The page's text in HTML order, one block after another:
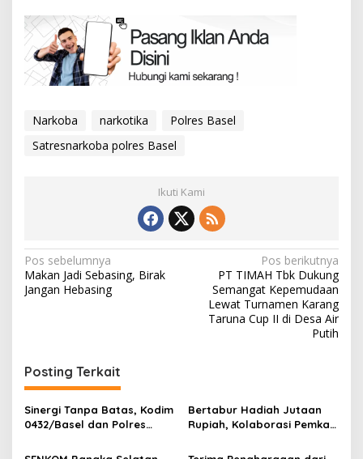
Narkoba narkotika
Polres Basel
Satresnarkoba polres Basel
Ikuti Kami
Navigasi
pos
Pos sebelumnya
Makan Jadi Sebasing, Birak
Jangan Hebasing
Pos berikutnya
PT TIMAH Tbk Dukung
Semangat Kepemudaan
Lewat Turnamen Karang
Taruna Cup II di Desa Air
Putih
Posting Terkait
‎Sinergi Tanpa Batas, Kodim
0432/Basel dan Polres
Silaturahmi
Bertabur Hadiah Jutaan
Rupiah, Kolaborasi Pemkab
TVRI Babel Gelar Nobar Di